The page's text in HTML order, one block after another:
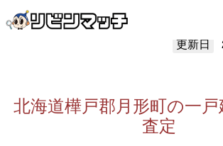
更新日
北海道樺戸郡月形町の一戸
査定